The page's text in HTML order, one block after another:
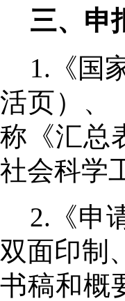
三、申
1.《国
活页）、
称《汇总
社会科学
2.《申
双面印制
书稿和概